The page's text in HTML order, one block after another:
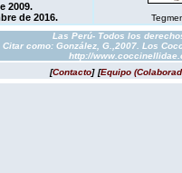
2009.
de 2016.
Las Perú- Todos los
Citar como: González, G.,2007. Los
http://
[Contacto] [Equipo